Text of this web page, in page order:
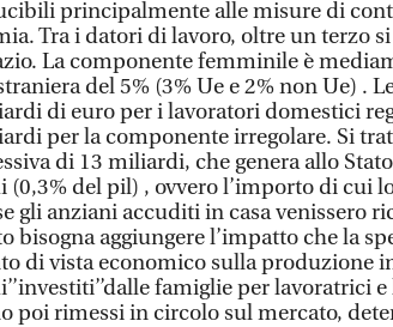
principalmente alle misure di
Tra i datori di lavoro, oltre un terzo
La componente femminile è
del 5% (3% Ue e 2% non Ue) .
di euro per i lavoratori domestici
per la componente irregolare. Si
di 13 miliardi, che genera allo
del pil) , ovvero l’importo di cui
gli anziani accuditi in casa venissero
bisogna aggiungere l’impatto che la
di vista economico sulla produzione
famiglie per lavoratrici
poi rimessi in circolo sul mercato,